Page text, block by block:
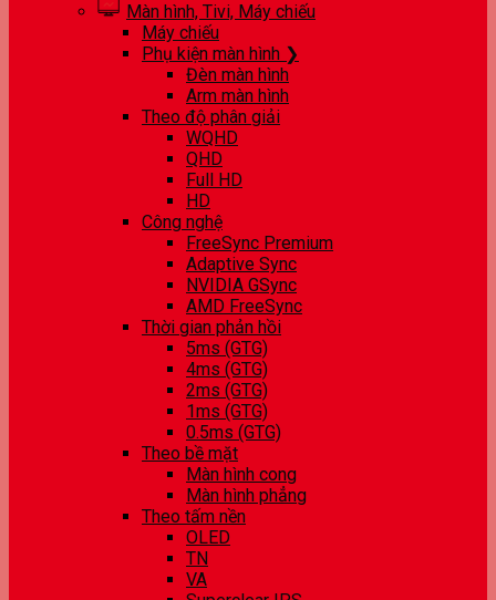
Màn hình, Tivi, Máy chiếu
Máy chiếu
Phụ kiện màn hình ❯
Đèn màn hình
Arm màn hình
Theo độ phân giải
WQHD
QHD
Full HD
HD
Công nghệ
FreeSync Premium
Adaptive Sync
NVIDIA GSync
AMD FreeSync
Thời gian phản hồi
5ms (GTG)
4ms (GTG)
2ms (GTG)
1ms (GTG)
0.5ms (GTG)
Theo bề mặt
Màn hình cong
Màn hình phẳng
Theo tấm nền
OLED
TN
VA